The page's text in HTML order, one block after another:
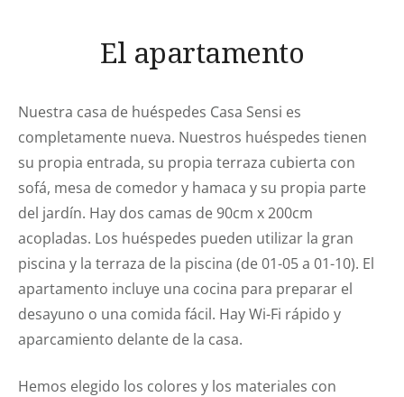
El apartamento
Nuestra casa de huéspedes Casa Sensi es
completamente nueva. Nuestros huéspedes tienen
su propia entrada, su propia terraza cubierta con
sofá, mesa de comedor y hamaca y su propia parte
del jardín. Hay dos camas de 90cm x 200cm
acopladas. Los huéspedes pueden utilizar la gran
piscina y la terraza de la piscina (de 01-05 a 01-10). El
apartamento incluye una cocina para preparar el
desayuno o una comida fácil. Hay Wi-Fi rápido y
aparcamiento delante de la casa.
Hemos elegido los colores y los materiales con